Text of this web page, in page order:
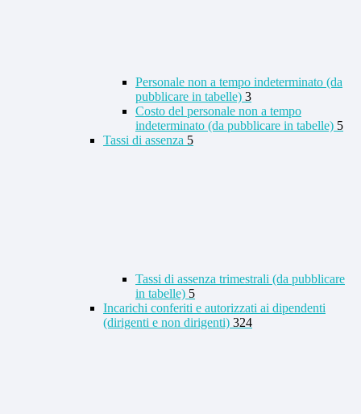
Personale non a tempo indeterminato (da
pubblicare in tabelle) 3
Costo del personale non a tempo
indeterminato (da pubblicare in tabelle) 5
Tassi di assenza 5
Tassi di assenza trimestrali (da pubblicare
in tabelle) 5
Incarichi conferiti e autorizzati ai dipendenti
(dirigenti e non dirigenti) 324